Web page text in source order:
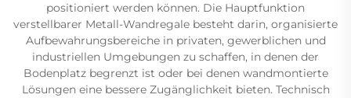
positioniert werden können. Die Hauptfunktion
verstellbarer Metall-Wandregale besteht darin, organisierte
Aufbewahrungsbereiche in privaten, gewerblichen und
industriellen Umgebungen zu schaffen, in denen der
Bodenplatz begrenzt ist oder bei denen wandmontierte
Lösungen eine bessere Zugänglichkeit bieten. Technisch